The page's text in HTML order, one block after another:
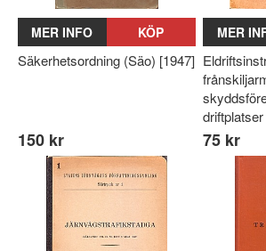
MER INFO KÖP
Säkerhetsordning (Säo) [1947]
150 kr
MER
driftplatser
75 kr